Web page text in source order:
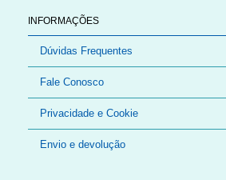
INFORMAÇÕES
Dúvidas Frequentes
Fale Conosco
Privacidade e Cookie
Envio e devolução